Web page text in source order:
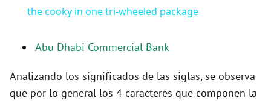
a
y
V
the cooky in one tri-wheeled package
Abu Dhabi Commercial Bank
Analizando los significados de las siglas, se observa
que por lo general los 4 caracteres que componen la